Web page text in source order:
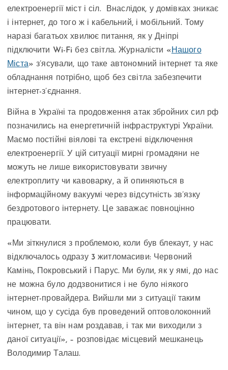
електроенергії міст і сіл. Внаслідок, у домівках зникає
і інтернет, до того ж і кабельний, і мобільний. Тому
наразі багатьох хвилює питання, як у Дніпрі
підключити Wi-Fi без світла. Журналісти « Нашого
Міста» з’ясували, що таке автономний інтернет та яке
обладнання потрібно, щоб без світла забезпечити
інтернет-з’єднання.
Війна в Україні та продовження атак збройних сил рф
позначились на енергетичній інфраструктурі України.
Маємо постійні віялові та екстрені відключення
електроенергії. У цій ситуації мирні громадяни не
можуть не лише використовувати звичну
електроплиту чи кавоварку, а й опиняються в
інформаційному вакуумі через відсутність зв’язку
бездротового інтернету. Це заважає повноцінно
працювати.
«Ми зіткнулися з проблемою, коли був блекаут, у нас
відключалось одразу 3 житломасиви: Червоний
Камінь, Покровський і Парус. Ми були, як у ямі, до нас
не можна було додзвонитися і не було ніякого
інтернет-провайдера. Вийшли ми з ситуації таким
чином, що у сусіда був проведений оптоволоконний
інтернет, та він нам роздавав, і так ми виходили з
даної ситуації», – розповідає місцевий мешканець
Володимир Талаш.